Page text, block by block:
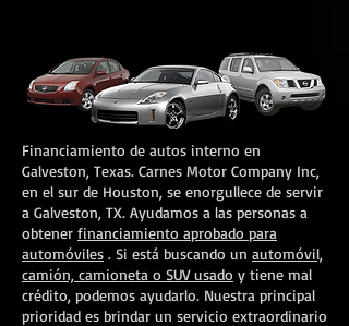
Financiamiento de autos interno en
Galveston, Texas. Carnes Motor Company Inc,
en el sur de Houston, se enorgullece de servir
a Galveston, TX. Ayudamos a las personas a
obtener financiamiento aprobado para
automóviles . Si está buscando un automóvil,
camión, camioneta o SUV usado y tiene mal
crédito, podemos ayudarlo. Nuestra principal
prioridad es brindar un servicio extraordinario